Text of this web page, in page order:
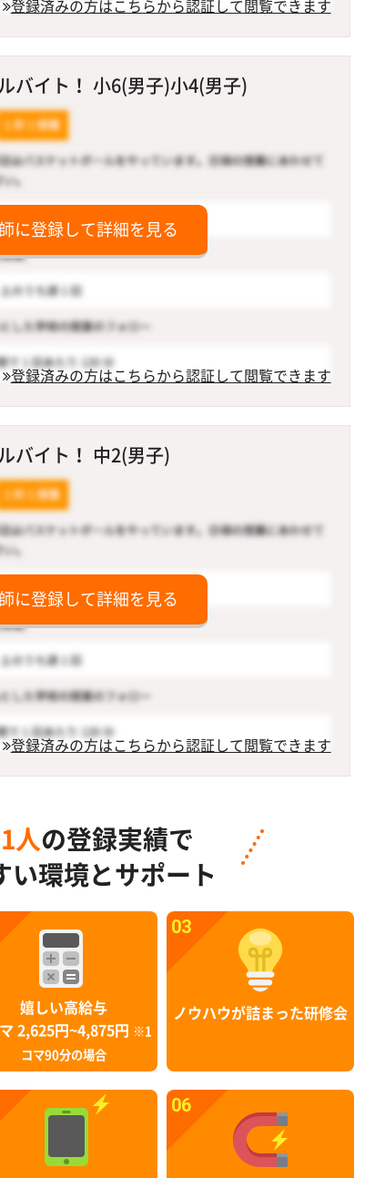
登録済みの方はこちらから認証して閲覧できます
バイト！ 小6(男子)小4(男子)
に登録して詳細を見る
登録済みの方はこちらから認証して閲覧できます
バイト！ 中2(男子)
に登録して詳細を見る
登録済みの方はこちらから認証して閲覧できます
人 の登録実績で
い環境とサポート
嬉しい高給与
2,625円~4,875円
※1
コマ90分の場合
03
ノウハウが詰まった研修会
06